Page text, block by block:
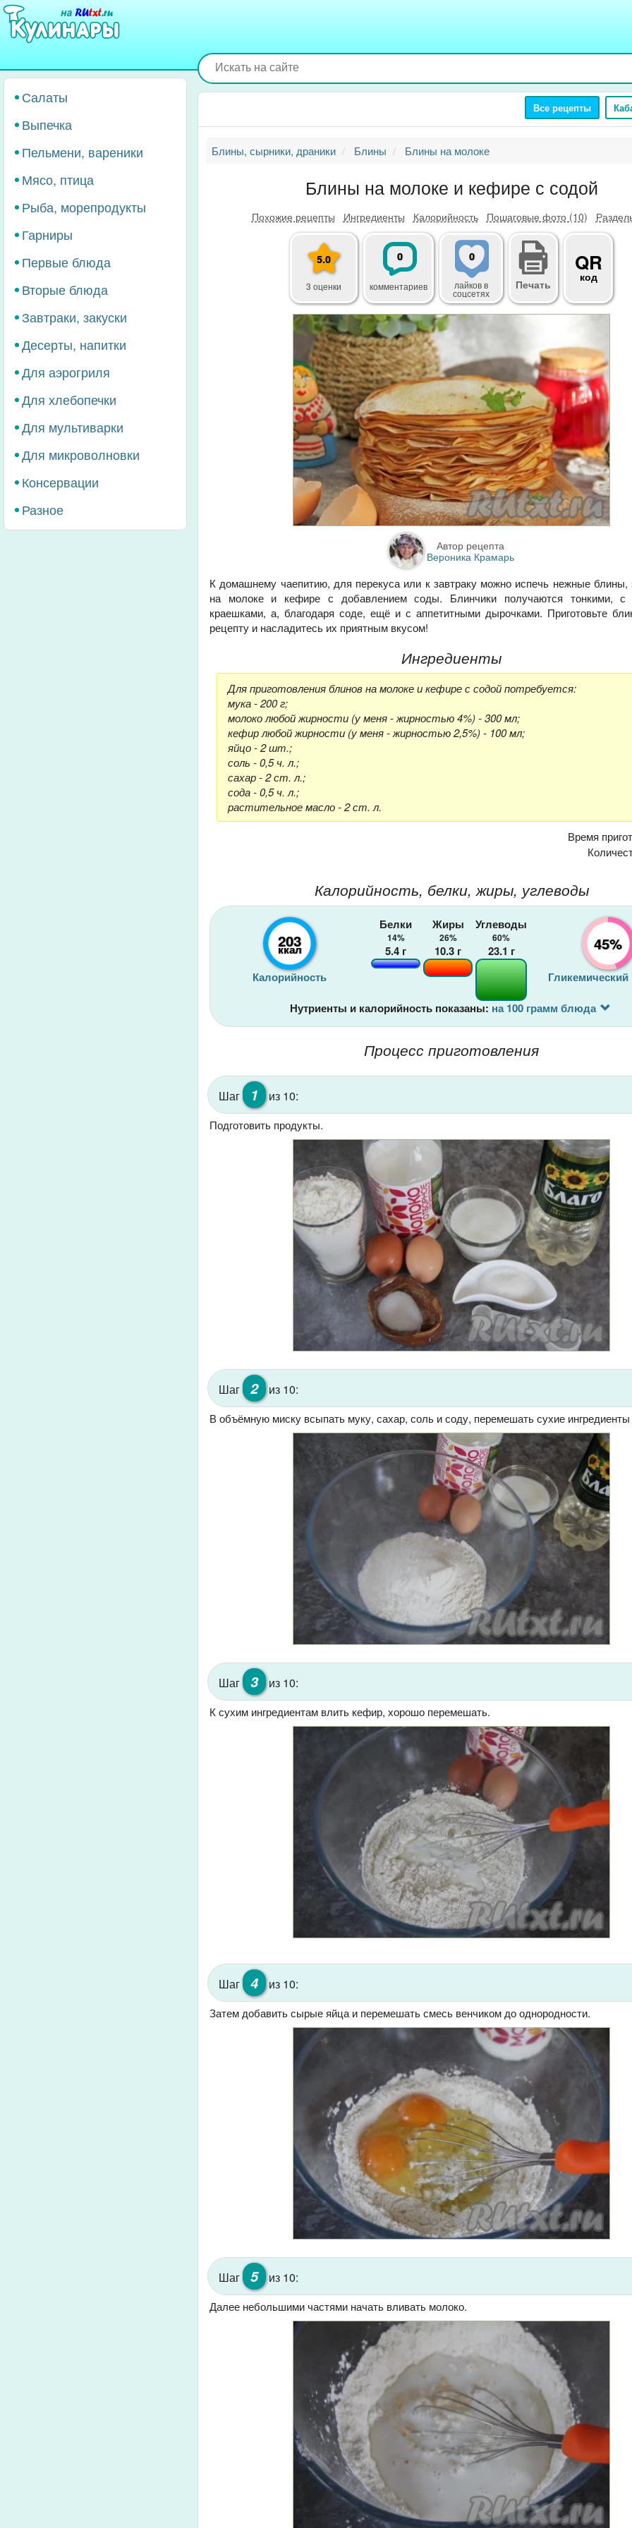
Перейти
основному
Салаты
Выпечка
Пельмени, вареники
Мясо, птица
Рыба, морепродукты
Гарниры
Первые блюда
Вторые блюда
Завтраки, закуски
Десерты, напитки
Для аэрогриля
Для хлебопечки
Для мультиварки
Для микроволновки
Консервации
Разное
Все рецепты
Блины, сырники, драники Блины Блины на молоке
Блины на молоке и кефире с содой
Похожие рецепты Ингредиенты Калорийность Пошаговые фото (10)
5.0
3 оценки
0
комментариев
0
лайковв
соцсетях
Печать
QR
код
Автор рецепта
Вероника Крамарь
К домашнему чаепитию, для перекуса или к завтраку можно испечь нежные
на молоке и кефире с добавлением соды. Блинчики получаются тонкими, с
краешками, а, благодаря соде, ещё и с аппетитными дырочками. Приготовьте
рецепту и насладитесь их приятным вкусом!
Ингредиенты
Для приготовления блинов на молоке и кефире с содой потребуется:
мука - 200 г;
молоко любой жирности (у меня - жирностью 4%) - 300 мл;
кефир любой жирности (у меня - жирностью 2,5%) - 100 мл;
яйцо - 2 шт.;
соль - 0,5 ч. л.;
сахар - 2 ст. л.;
сода - 0,5 ч. л.;
растительное масло - 2 ст. л.
Время
Калорийность, белки, жиры, углеводы
203
ккал
Калорийность
Белки
14%
5.4 г
Жиры
26%
10.3 г
Углеводы
60%
23.1 г 45%
Гликемический
Нутриенты и калорийность показаны: на 100 грамм блюда
Процесс приготовления
Шаг 1 из 10:
Подготовить продукты.
Шаг 2 из 10:
В объёмную миску всыпать муку, сахар, соль и соду, перемешать сухие ингредиенты
Шаг 3 из 10:
К сухим ингредиентам влить кефир, хорошо перемешать.
Шаг 4 из 10:
Затем добавить сырые яйца и перемешать смесь венчиком до однородности.
Шаг 5 из 10:
Далее небольшими частями начать вливать молоко.